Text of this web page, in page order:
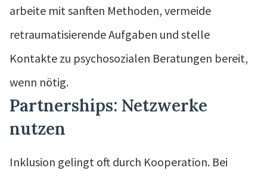
arbeite mit sanften Methoden, vermeide
retraumatisierende Aufgaben und stelle
Kontakte zu psychosozialen Beratungen bereit,
wenn nötig.
Partnerships: Netzwerke
nutzen
Inklusion gelingt oft durch Kooperation. Bei